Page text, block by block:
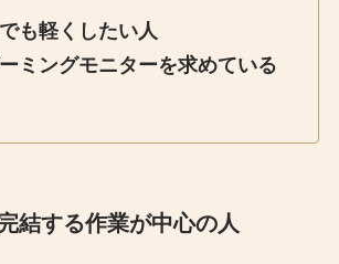
も軽くしたい人
ミングモニターを求めている
結する作業が中心の人